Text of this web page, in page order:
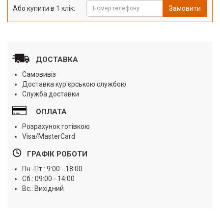
Або купити в 1 клік: Замовити
ДОСТАВКА
Самовивіз
Доставка кур'єрською службою
Служба доставки
ОПЛАТА
Розрахунок готівкою
Visa/MasterCard
ГРАФІК РОБОТИ
Пн.-Пт.: 9:00 - 18:00
Сб.: 09:00 - 14:00
Вс.: Вихідний